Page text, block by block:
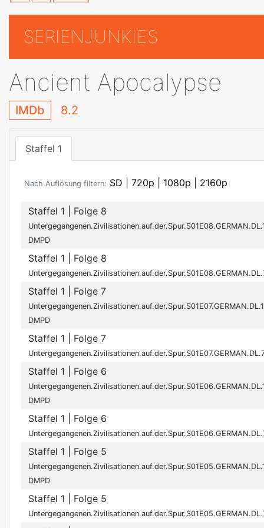
SERIENJUNKIES
Ancient Apocalypse
IMDb 8.2
Staffel 1
Nach Auflösung filtern: SD 720p 1080p 2160p
Staffel 1 | Folge 8
DMPD
Staffel 1 | Folge 8
Staffel 1 | Folge 7
DMPD
Staffel 1 | Folge 7
Staffel 1 | Folge 6
DMPD
Staffel 1 | Folge 6
Staffel 1 | Folge 5
DMPD
Staffel 1 | Folge 5